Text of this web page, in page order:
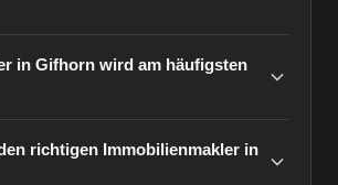
in Gifhorn wird am häufigsten
richtigen Immobilienmakler in